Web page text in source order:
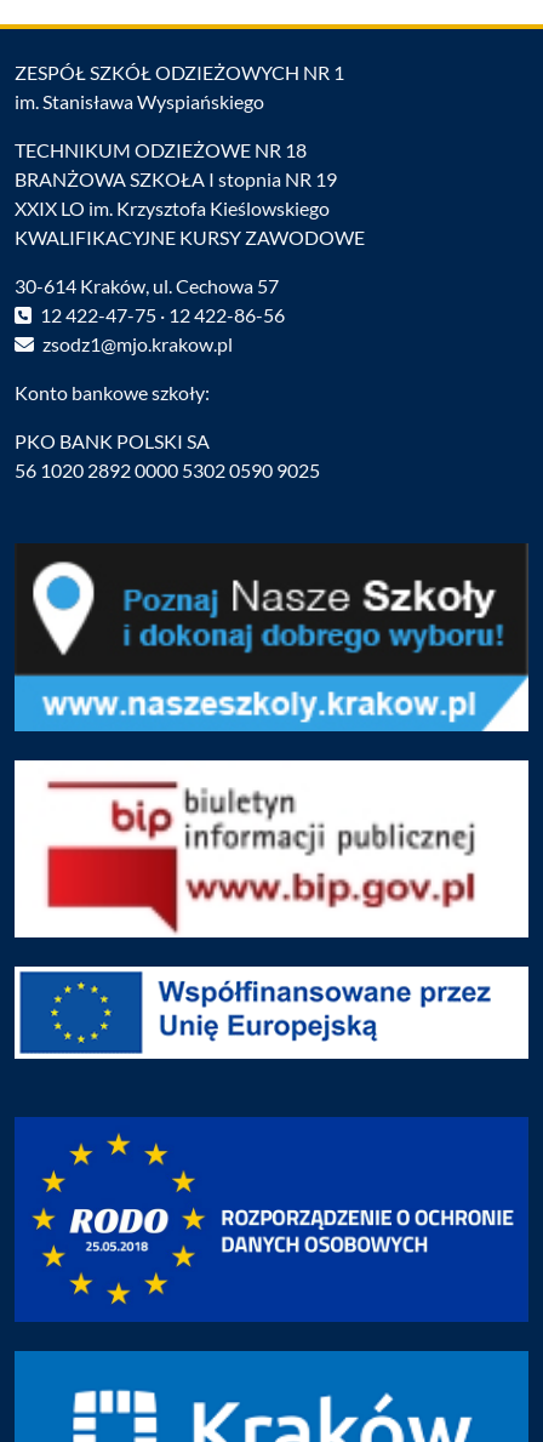
ZESPÓŁ SZKÓŁ ODZIEŻOWYCH NR 1
im. Stanisława Wyspiańskiego
TECHNIKUM ODZIEŻOWE NR 18
BRANŻOWA SZKOŁA I stopnia NR 19
XXIX LO im. Krzysztofa Kieślowskiego
KWALIFIKACYJNE KURSY ZAWODOWE
30-614 Kraków, ul. Cechowa 57
12 422-47-75 · 12 422-86-56
zsodz1@mjo.krakow.pl
Konto bankowe szkoły:
PKO BANK POLSKI SA
56 1020 2892 0000 5302 0590 9025